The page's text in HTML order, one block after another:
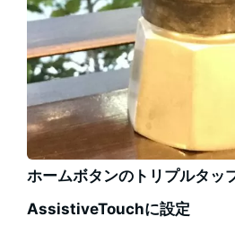
ホームボタンのトリプルタッ
AssistiveTouchに設定